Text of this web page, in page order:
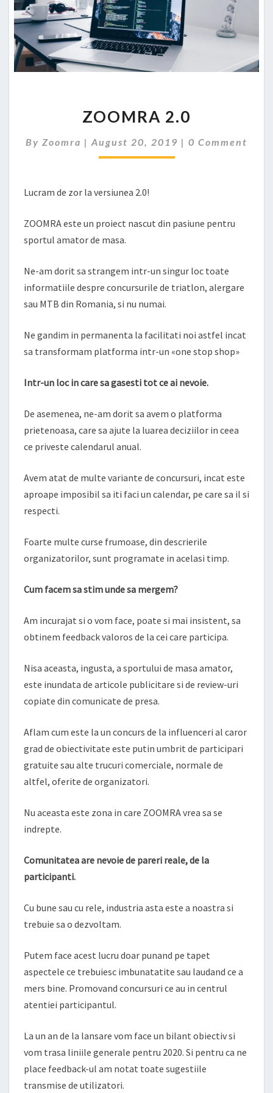
2.0
ZOOMRA 2.0
By Zoomra | August 20, 2019 | Comments
0 Comment
Lucram de zor la versiunea 2.0!
ZOOMRA este un proiect nascut din pasiune pentru
sportul amator de masa.
Ne-am dorit sa strangem intr-un singur loc toate
informatiile despre concursurile de triatlon, alergare
sau MTB din Romania, si nu numai.
Ne gandim in permanenta la facilitati noi astfel incat
sa transformam platforma intr-un «one stop shop»
Intr-un loc in care sa gasesti tot ce ai nevoie.
De asemenea, ne-am dorit sa avem o platforma
prietenoasa, care sa ajute la luarea deciziilor in ceea
ce priveste calendarul anual.
Avem atat de multe variante de concursuri, incat este
aproape imposibil sa iti faci un calendar, pe care sa il si
respecti.
Foarte multe curse frumoase, din descrierile
organizatorilor, sunt programate in acelasi timp.
Cum facem sa stim unde sa mergem?
Am incurajat si o vom face, poate si mai insistent, sa
obtinem feedback valoros de la cei care participa.
Nisa aceasta, ingusta, a sportului de masa amator,
este inundata de articole publicitare si de review-uri
copiate din comunicate de presa.
Aflam cum este la un concurs de la influenceri al caror
grad de obiectivitate este putin umbrit de participari
gratuite sau alte trucuri comerciale, normale de
altfel, oferite de organizatori.
Nu aceasta este zona in care ZOOMRA vrea sa se
indrepte.
Comunitatea are nevoie de pareri reale, de la
participanti.
Cu bune sau cu rele, industria asta este a noastra si
trebuie sa o dezvoltam.
Putem face acest lucru doar punand pe tapet
aspectele ce trebuiesc imbunatatite sau laudand ce a
mers bine. Promovand concursuri ce au in centrul
atentiei participantul.
La un an de la lansare vom face un bilant obiectiv si
vom trasa liniile generale pentru 2020. Si pentru ca ne
place feedback-ul am notat toate sugestiile
transmise de utilizatori.